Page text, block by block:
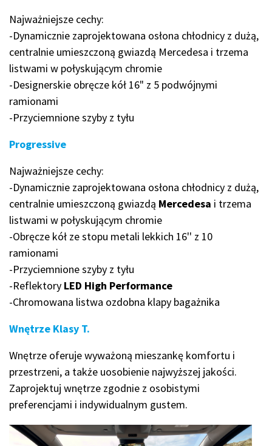
Najważniejsze cechy:
-Dynamicznie zaprojektowana osłona chłodnicy z dużą,
centralnie umieszczoną gwiazdą Mercedesa i trzema
listwami w połyskującym chromie
-Designerskie obręcze kół 16" z 5 podwójnymi
ramionami
-Przyciemnione szyby z tyłu
Progressive
Najważniejsze cechy:
-Dynamicznie zaprojektowana osłona chłodnicy z dużą,
centralnie umieszczoną gwiazdą Mercedesa i trzema
listwami w połyskującym chromie
-Obręcze kół ze stopu metali lekkich 16'' z 10
ramionami
-Przyciemnione szyby z tyłu
-Reflektory LED High Performance
-Chromowana listwa ozdobna klapy bagażnika
Wnętrze Klasy T.
Wnętrze oferuje wyważoną mieszankę komfortu i
przestrzeni, a także uosobienie najwyższej jakości.
Zaprojektuj wnętrze zgodnie z osobistymi
preferencjami i indywidualnym gustem.